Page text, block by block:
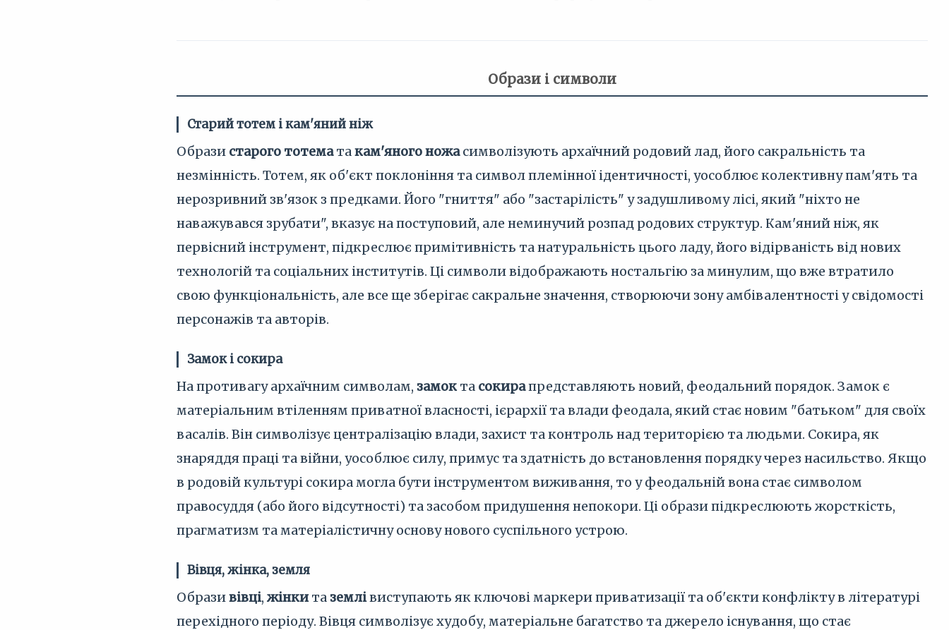
Образи і символи
Старий тотем і кам'яний ніж
Образи старого тотематакам'яного ножасимволізують архаїчний родовий лад, його сакральність та
незмінність. Тотем, як об'єкт поклоніння та символ племінної ідентичності, уособлює колективну пам'ять та
нерозривний зв'язок з предками. Його "гниття" або "застарілість" у задушливому лісі, який "ніхто не
наважувався зрубати", вказує на поступовий, але неминучий розпад родових структур. Кам'яний ніж, як
первісний інструмент, підкреслює примітивність та натуральність цього ладу, його відірваність від нових
технологій та соціальних інститутів. Ці символи відображають ностальгію за минулим, що вже втратило
свою функціональність, але все ще зберігає сакральне значення, створюючи зону амбівалентності у свідомості
персонажів та авторів.
Замок і сокира
На противагу архаїчним символам, замокта сокирапредставляють новий, феодальний порядок. Замок є
матеріальним втіленням приватної власності, ієрархії та влади феодала, який стає новим "батьком" для своїх
васалів. Він символізує централізацію влади, захист та контроль над територією та людьми. Сокира, як
знаряддя праці та війни, уособлює силу, примус та здатність до встановлення порядку через насильство. Якщо
в родовій культурі сокира могла бути інструментом виживання, то у феодальній вона стає символом
правосуддя (або його відсутності) та засобом придушення непокори. Ці образи підкреслюють жорсткість,
прагматизм та матеріалістичну основу нового суспільного устрою.
Вівця, жінка, земля
Образивівці, жінкита землівиступають як ключові маркери приватизації та об'єкти конфлікту в літературі
перехідного періоду. Вівця символізує худобу, матеріальне багатство та джерело існування, що стає